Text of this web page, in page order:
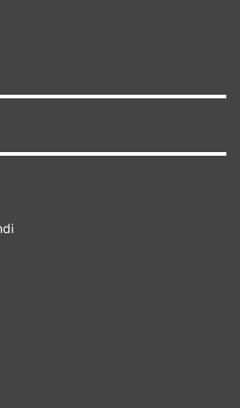
मजबूत माना जाता है। 5
संकेत दे सकता है।